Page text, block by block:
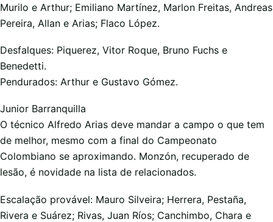
Murilo e Arthur; Emiliano Martínez, Marlon Freitas, Andreas
Pereira, Allan e Arias; Flaco López.
Desfalques: Piquerez, Vitor Roque, Bruno Fuchs e
Benedetti.
Pendurados: Arthur e Gustavo Gómez.
Junior Barranquilla
O técnico Alfredo Arias deve mandar a campo o que tem
de melhor, mesmo com a final do Campeonato
Colombiano se aproximando. Monzón, recuperado de
lesão, é novidade na lista de relacionados.
Escalação provável: Mauro Silveira; Herrera, Pestaña,
Rivera e Suárez; Rivas, Juan Ríos; Canchimbo, Chara e